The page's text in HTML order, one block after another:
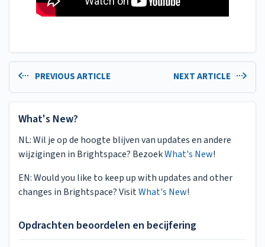
PREVIOUS ARTICLE NEXT ARTICLE
What's New?
NL: Wil je op de hoogte blijven van updates en andere
wijzigingen in Brightspace? BezoekWhat's New!
EN: Would you like to keep up with updates and other
changes in Brightspace? VisitWhat's New!
Opdrachten beoordelen en becijfering